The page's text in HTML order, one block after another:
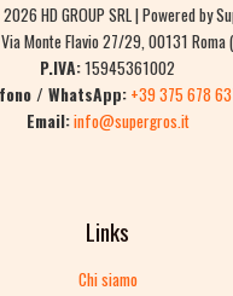
HD GROUP SRL | Powered by
Via Monte Flavio 27/29, 00131 Roma
P.IVA:15945361002
/ WhatsApp: +39 375 678
Email:info@supergros.it
Links
Chi siamo